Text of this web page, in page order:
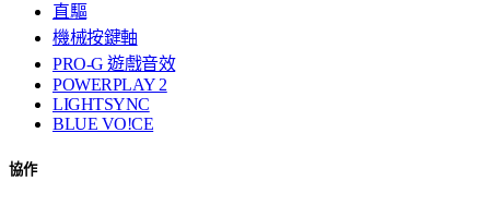
直驅
機械按鍵軸
PRO-G 遊戲音效
POWERPLAY 2
LIGHTSYNC
BLUE VO!CE
協作